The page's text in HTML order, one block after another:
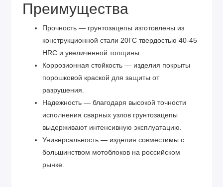
Преимущества
Прочность — грунтозацепы изготовлены из
конструкционной стали 20ГС твердостью 40-45
HRC и увеличенной толщины.
Коррозионная стойкость — изделия покрыты
порошковой краской для защиты от
разрушения.
Надежность — благодаря высокой точности
исполнения сварных узлов грунтозацепы
выдерживают интенсивную эксплуатацию.
Универсальность — изделия совместимы с
большинством мотоблоков на российском
рынке.